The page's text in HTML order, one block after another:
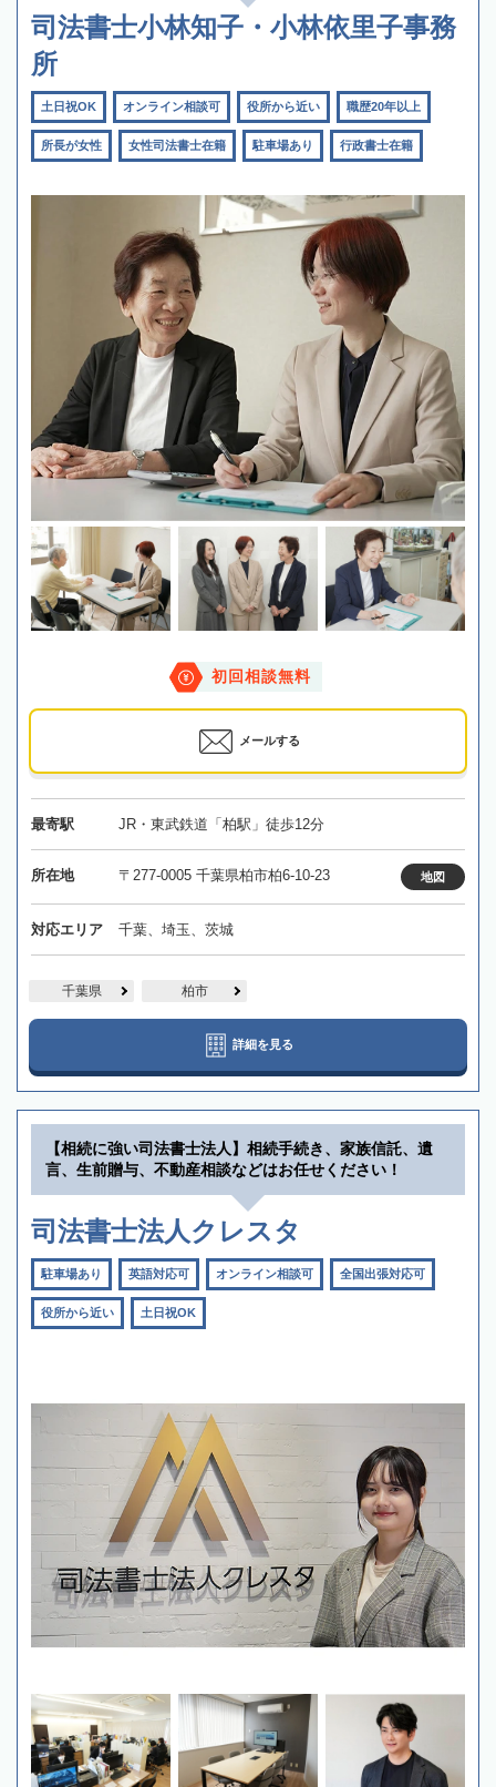
司法書士小林知子・小林依里子事務
所
土日祝OK オンライン相談可 役所から近い 職歴20年以上
所長が女性 女性司法書士在籍 駐車場あり 行政書士在籍
初回相談無料
メールする
最寄駅 JR・東武鉄道「柏駅」徒歩12分
所在地 〒277-0005 千葉県柏市柏6-10-23 地図
対応エリア 千葉、埼玉、茨城
千葉県 柏市
詳細を見る
【相続に強い司法書士法人】相続手続き、家族信託、遺
言、生前贈与、不動産相談などはお任せください！
司法書士法人クレスタ
駐車場あり 英語対応可 オンライン相談可 全国出張対応可
役所から近い 土日祝OK